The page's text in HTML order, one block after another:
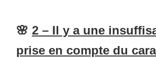
🌸 2 – Il y a une
prise en compte du